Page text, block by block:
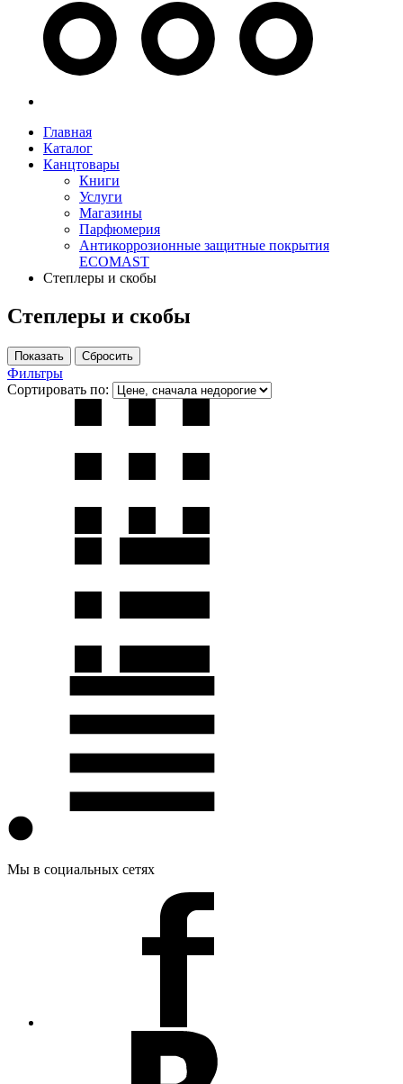
Главная
Каталог
Канцтовары
Книги
Услуги
Магазины
Парфюмерия
Антикоррозионные защитные покрытия
ECOMAST
Степлеры и скобы
Степлеры и скобы
Фильтры
Сортировать по:
Мы в социальных сетях